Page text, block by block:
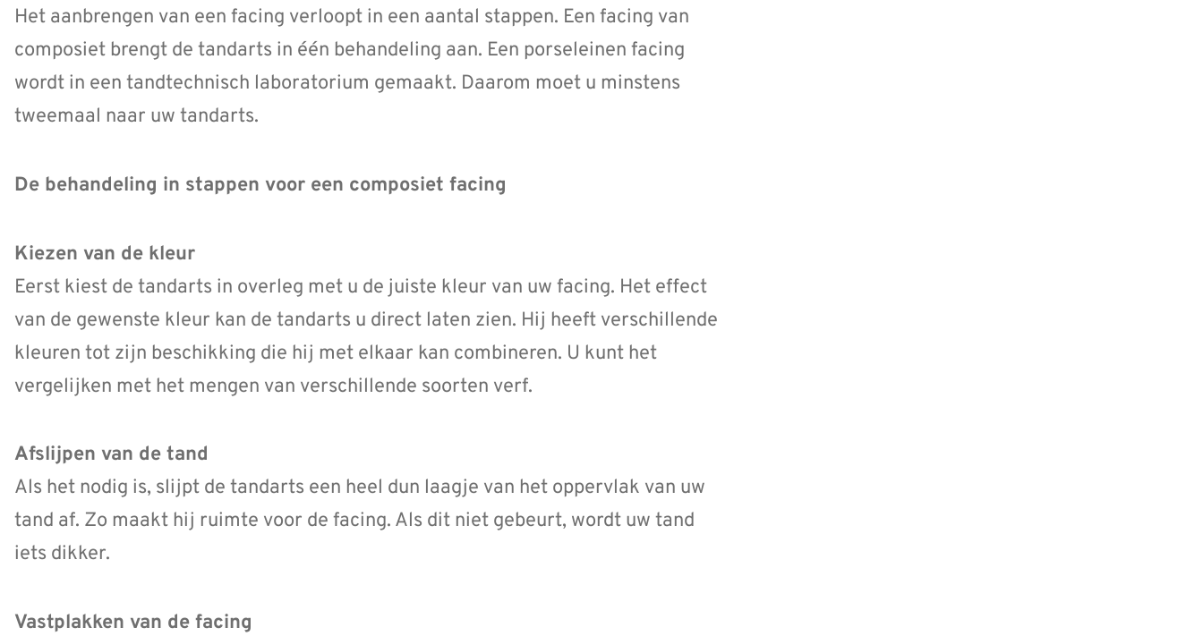
Het aanbrengen van een facing verloopt in een aantal stappen. Een facing van
composiet brengt de tandarts in één behandeling aan. Een porseleinen facing
wordt in een tandtechnisch laboratorium gemaakt. Daarom moet u minstens
tweemaal naar uw tandarts.
De behandeling in stappen voor een composiet facing
Kiezen van de kleur
Eerst kiest de tandarts in overleg met u de juiste kleur van uw facing. Het effect
van de gewenste kleur kan de tandarts u direct laten zien. Hij heeft verschillende
kleuren tot zijn beschikking die hij met elkaar kan combineren. U kunt het
vergelijken met het mengen van verschillende soorten verf.
Afslijpen van de tand
Als het nodig is, slijpt de tandarts een heel dun laagje van het oppervlak van uw
tand af. Zo maakt hij ruimte voor de facing. Als dit niet gebeurt, wordt uw tand
iets dikker.
Vastplakken van de facing